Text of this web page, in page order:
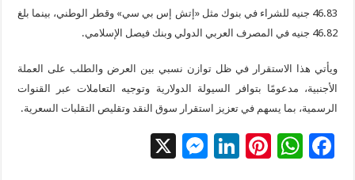
46.83 جنيه للشراء في بنوك مثل «إتش إس بي سي» وقطر الوطني، بينما بلغ
46.82 جنيه في المصرف العربي الدولي وبنك فيصل الإسلامي.
ويأتي هذا الاستقرار في ظل توازن نسبي بين العرض والطلب على العملة
الأجنبية، مدعومًا بتوافر السيولة الدولارية وتوجيه التعاملات عبر القنوات
الرسمية، بما يسهم في تعزيز استقرار سوق النقد وتقليص التقلبات السعرية.
F
W
Pi
Li
M